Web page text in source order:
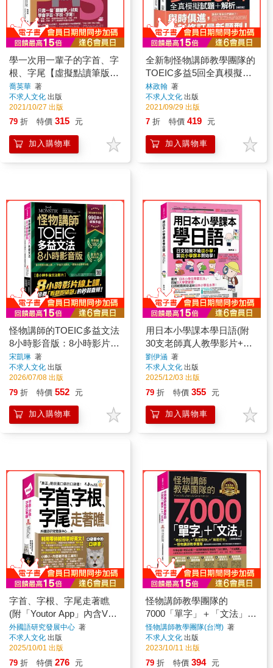
學一次用一輩子的字首、字
根、字尾【虛擬點讀筆版】
(附字首、字根、字尾小海
報＋「Youtor App」內含
VRP虛擬點讀筆)(二版)
喬英華 著
不求人文化 出版
2021/10/27 出版
79 折 特價 315 元
加入購物車
全新制怪物講師教學團隊的
TOEIC多益5回全真模擬試
題＋解析【修訂版】(2書＋
1CD＋文法教學影片＋
「Youtor App」內含VRP虛
擬點讀筆＋防水書套)
林政翰 著
不求人文化 出版
2021/09/29 出版
7 折 特價 419 元
加入購物車
怪物講師的TOEIC多益文法
8小時影音版：8小時影片線
上課+多益文法課本=最強多
益應考攻略(附45堂文法考
點速學影片+100題多益題速
解影片+「Youtor App」內
含VRP虛擬點讀筆+防水書
套)
宋凱琳 著
不求人文化 出版
2026/07/08 出版
79 折 特價 552 元
加入購物車
用日本小學課本學日語(附
30支老師真人教學影片+最
強背單字神器+「Youtor
App」內含VRP虛擬點讀筆)
劉伊涵 著
不求人文化 出版
2025/12/03 出版
79 折 特價 355 元
加入購物車
字首、字根、字尾走著瞧
(附「Youtor App」內含VRP
虛擬點讀筆+防水書套)
外國語研究發展中心 著
不求人文化 出版
2025/10/01 出版
79 折 特價 276 元
怪物講師教學團隊的
7000「單字」＋「文法」
【虛擬點讀筆版】(附
「Youtor App」內含VRP虛
擬點讀筆)
怪物講師教學團隊(台灣) 著
不求人文化 出版
2023/10/11 出版
79 折 特價 394 元